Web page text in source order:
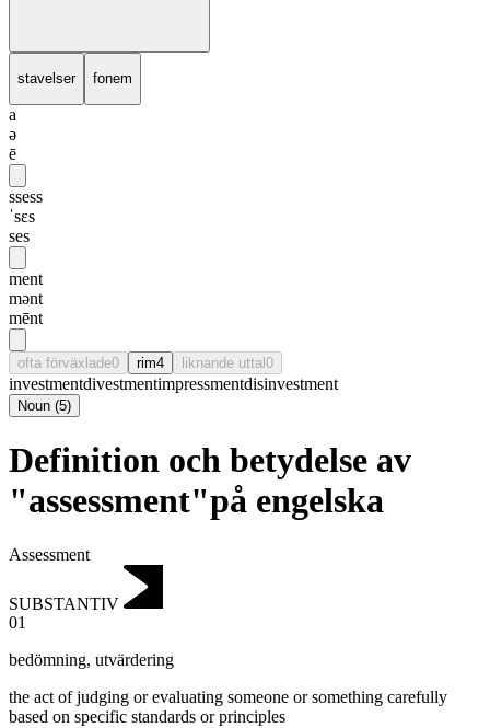
stavelser fonem
a
ə
ē
ssess
ˈsɛs
ses
ment
mənt
mēnt
ofta förväxlade0 rim4 liknande uttal0
investmentdivestmentimpressmentdisinvestment
Noun (5)
Definition och betydelse av
"assessment"på engelska
Assessment
SUBSTANTIV
01
bedömning, utvärdering
the act of judging or evaluating someone or something carefully
based on specific standards or principles